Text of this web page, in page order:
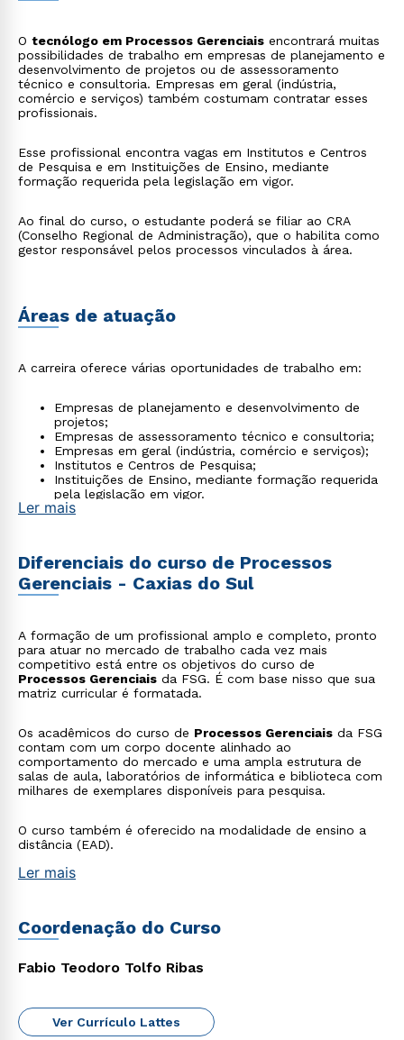
O tecnólogo em Processos Gerenciais encontrará muitas
possibilidades de trabalho em empresas de planejamento e
desenvolvimento de projetos ou de assessoramento
técnico e consultoria. Empresas em geral (indústria,
comércio e serviços) também costumam contratar esses
profissionais.
Esse profissional encontra vagas em Institutos e Centros
de Pesquisa e em Instituições de Ensino, mediante
formação requerida pela legislação em vigor.
Ao final do curso, o estudante poderá se filiar ao CRA
(Conselho Regional de Administração), que o habilita como
gestor responsável pelos processos vinculados à área.
Áreas de atuação
A carreira oferece várias oportunidades de trabalho em:
Empresas de planejamento e desenvolvimento de
projetos;
Empresas de assessoramento técnico e consultoria;
Empresas em geral (indústria, comércio e serviços);
Institutos e Centros de Pesquisa;
Instituições de Ensino, mediante formação requerida
pela legislação em vigor.
Ler mais
Diferenciais do curso de Processos
Gerenciais - Caxias do Sul
A formação de um profissional amplo e completo, pronto
para atuar no mercado de trabalho cada vez mais
competitivo está entre os objetivos do curso de
Processos Gerenciais da FSG. É com base nisso que sua
matriz curricular é formatada.
Os acadêmicos do curso de Processos Gerenciais da FSG
contam com um corpo docente alinhado ao
comportamento do mercado e uma ampla estrutura de
salas de aula, laboratórios de informática e biblioteca com
milhares de exemplares disponíveis para pesquisa.
O curso também é oferecido na modalidade de ensino a
distância (EAD).
Ler mais
Coordenação do Curso
Fabio Teodoro Tolfo Ribas
Ver Currículo Lattes